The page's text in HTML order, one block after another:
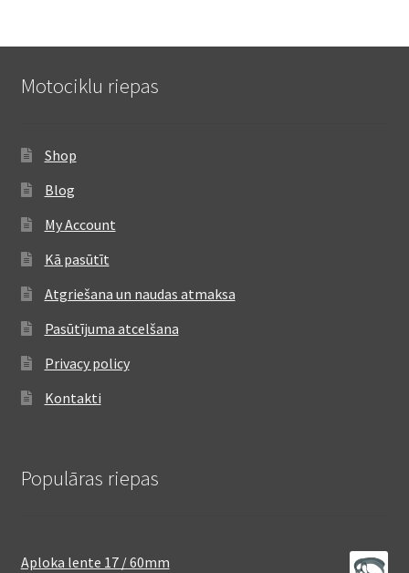
Motociklu riepas
Shop
Blog
My Account
Kā pasūtīt
Atgriešana un naudas atmaksa
Pasūtījuma atcelšana
Privacy policy
Kontakti
Populāras riepas
Aploka lente 17 / 60mm